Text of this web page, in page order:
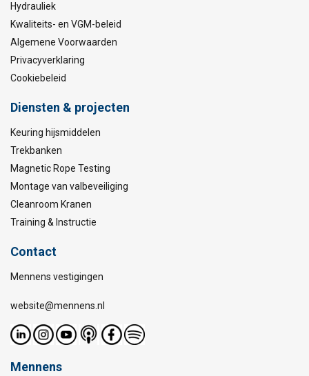
Hydrauliek
Kwaliteits- en VGM-beleid
Algemene Voorwaarden
Privacyverklaring
Cookiebeleid
Diensten & projecten
Keuring hijsmiddelen
Trekbanken
Magnetic Rope Testing
Montage van valbeveiliging
Cleanroom Kranen
Training & Instructie
Contact
Mennens vestigingen
website@mennens.nl
Mennens